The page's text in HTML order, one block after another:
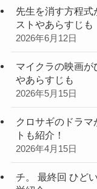
先生を消す方程式
ストやあらすじも
2026年6月12日
マイクラの映画が
やあらすじも
2026年5月15日
クロサギのドラ
トも紹介！
2026年4月15日
チ。 最終回 ひど